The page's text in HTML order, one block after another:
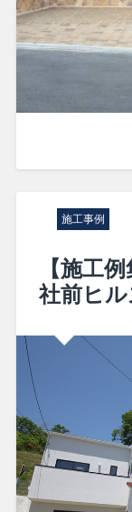
施工事例
【施工
社前ヒ